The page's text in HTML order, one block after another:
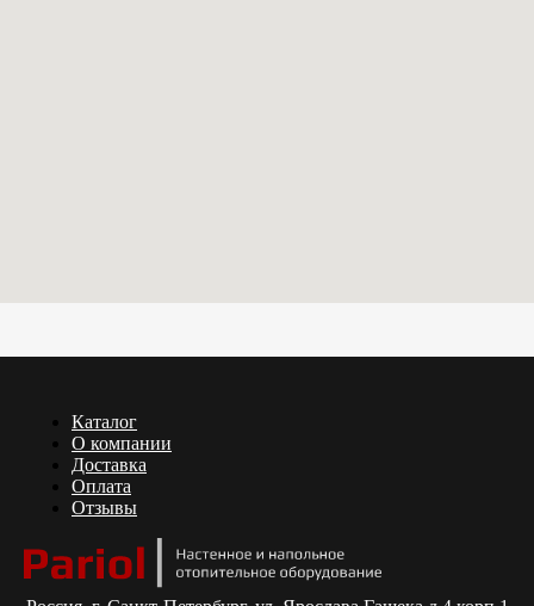
Каталог
О компании
Доставка
Оплата
Отзывы